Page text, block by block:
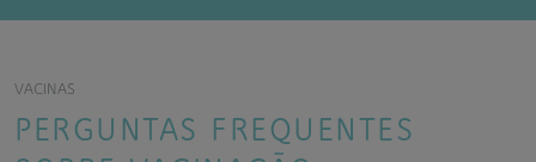
VACINAS
PERGUNTAS FREQUENTES